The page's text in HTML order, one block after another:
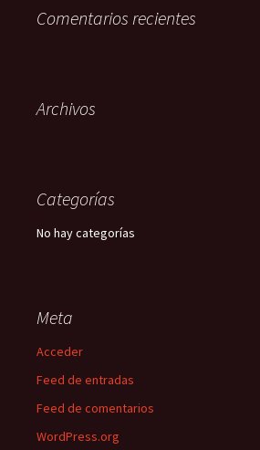
Comentarios recientes
Archivos
Categorías
No hay categorías
Meta
Acceder
Feed de entradas
Feed de comentarios
WordPress.org